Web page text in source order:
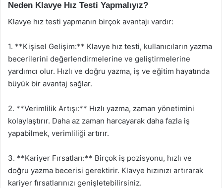
Neden Klavye Hız Testi Yapmalıyız?
Klavye hız testi yapmanın birçok avantajı vardır:
1. **Kişisel Gelişim:** Klavye hız testi, kullanıcıların yazma
becerilerini değerlendirmelerine ve geliştirmelerine
yardımcı olur. Hızlı ve doğru yazma, iş ve eğitim hayatında
büyük bir avantaj sağlar.
2. **Verimlilik Artışı:** Hızlı yazma, zaman yönetimini
kolaylaştırır. Daha az zaman harcayarak daha fazla iş
yapabilmek, verimliliği artırır.
3. **Kariyer Fırsatları:** Birçok iş pozisyonu, hızlı ve
doğru yazma becerisi gerektirir. Klavye hızınızı artırarak
kariyer fırsatlarınızı genişletebilirsiniz.